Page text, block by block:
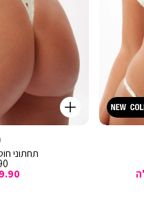
קנייה
מהירה
תחתוני
₪